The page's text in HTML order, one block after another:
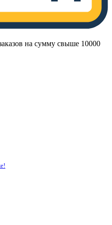
на сумму свыше 10000